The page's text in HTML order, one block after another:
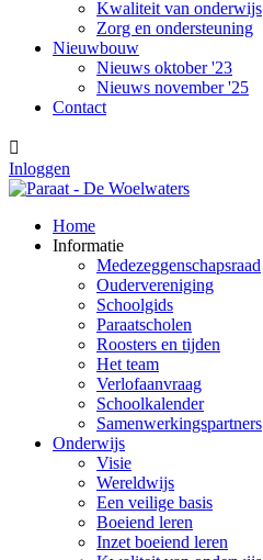
Kwaliteit van onderwijs
Zorg en ondersteuning
Nieuwbouw
Nieuws oktober '23
Nieuws november '25
Contact

Inloggen
Home
Informatie
Medezeggenschapsraad
Oudervereniging
Schoolgids
Paraatscholen
Roosters en tijden
Het team
Verlofaanvraag
Schoolkalender
Samenwerkingspartners
Onderwijs
Visie
Wereldwijs
Een veilige basis
Boeiend leren
Inzet boeiend leren